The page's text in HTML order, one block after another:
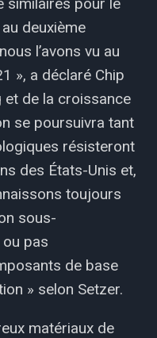
deuxième
l’avons vu au
», a déclaré Chip
et de la croissance
se poursuivra tant
résisteront
des États-Unis et,
toujours
sous-
pas
de base
» selon Setzer.
matériaux de